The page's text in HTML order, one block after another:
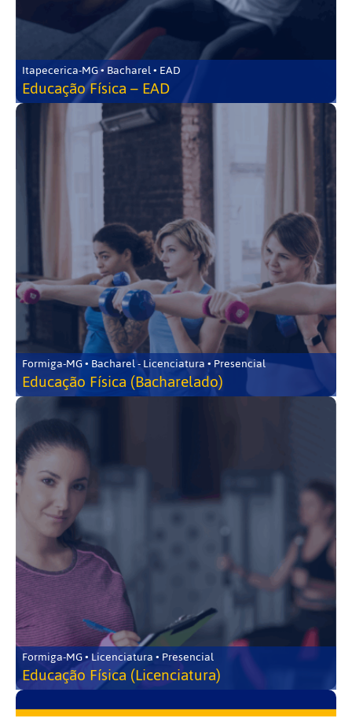
Itapecerica-MG • Bacharel • EAD
Educação Física – EAD
Formiga-MG • Bacharel - Licenciatura • Presencial
Educação Física (Bacharelado)
Formiga-MG • Licenciatura • Presencial
Educação Física (Licenciatura)